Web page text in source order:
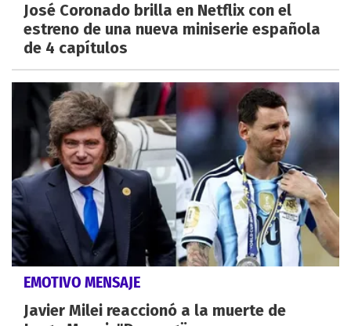
José Coronado brilla en Netflix con el
estreno de una nueva miniserie española
de 4 capítulos
EMOTIVO MENSAJE
Javier Milei reaccionó a la muerte de